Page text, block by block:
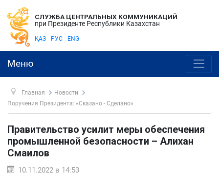
СЛУЖБА ЦЕНТРАЛЬНЫХ КОММУНИКАЦИЙ
при Президенте Республики Казахстан
ҚАЗ РУС ENG
Меню
Главная
Новости
Поручения Президента: «Сказано - Сделано»
Правительство усилит меры обеспечения
промышленной безопасности – Алихан
Смаилов
10.11.2022 в 14:53